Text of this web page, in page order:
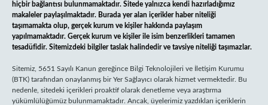
hiçbir bağlantısı bulunmamaktadır. Sitede yalnızca kendi hazırladığımız
makaleler paylaşılmaktadır. Burada yer alan içerikler haber niteliği
taşımamakta olup, gerçek kurum ve kişiler hakkında paylaşım
yapılmamaktadır. Gerçek kurum ve kişiler ile isim benzerlikleri tamamen
tesadüfidir. Sitemizdeki bilgiler taslak halindedir ve tavsiye niteliği taşımazlar.
Sitemiz, 5651 Sayılı Kanun gereğince Bilgi Teknolojileri ve İletişim Kurumu
(BTK) tarafından onaylanmış bir Yer Sağlayıcı olarak hizmet vermektedir. Bu
nedenle, sitedeki içerikleri proaktif olarak denetleme veya araştırma
yükümlülüğümüz bulunmamaktadır. Ancak, üyelerimiz yazdıkları içeriklerin